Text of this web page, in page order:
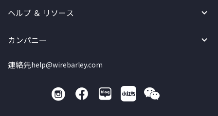
ヘルプ ＆ リソース
カンパニー
連絡先help@wirebarley.com